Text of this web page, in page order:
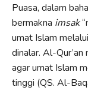
Puasa, dalam
bermakna imsak
umat Islam
dinalar. Al-
agar umat Islam
tinggi (QS. Al-